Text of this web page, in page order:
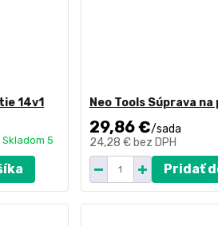
14v1
Skladom 5
Neo Tools Súprava
29,86 €/sada
24,28 € bez DPH
Pridať